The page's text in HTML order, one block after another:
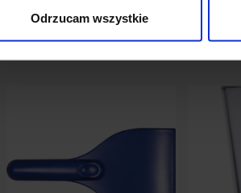
Odrzucam wszystkie